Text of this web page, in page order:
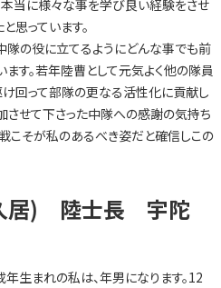
当に様々な事を学び良い経験をさせ
思っています。
の役に立てるようにどんな事でも前
す。若年陸曹として元気よく他の隊員
回って部隊の更なる活性化に貢献し
させて下さった中隊への感謝の気持ち
こそが私のあるべき姿だと確信しこの
居) 陸士長 宇陀
生まれの私は、年男になります。12